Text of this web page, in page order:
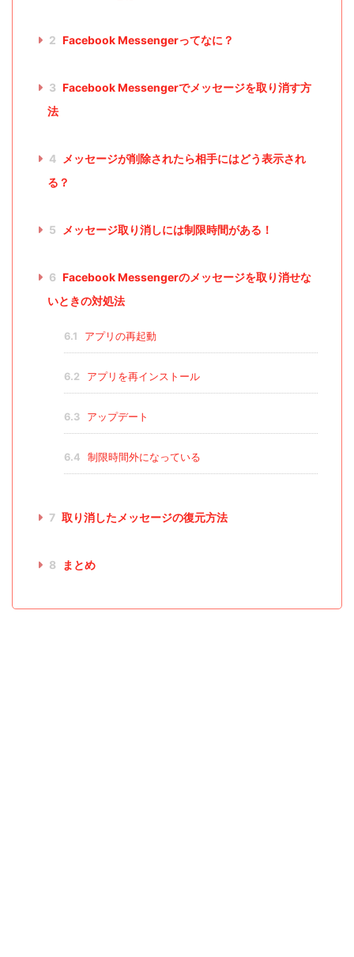
2 Facebook Messengerってなに？
3 Facebook Messengerでメッセージを取り消す方
法
4
メッセージが削除されたら相手にはどう表示され
る？
5 メッセージ取り消しには制限時間がある！
6 Facebook Messengerのメッセージを取り消せな
いときの対処法
6.1 アプリの再起動
6.2 アプリを再インストール
6.3 アップデート
6.4 制限時間外になっている
7 取り消したメッセージの復元方法
8 まとめ